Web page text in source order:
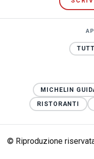
MICHELIN
RISTORANTI
© Riproduzione